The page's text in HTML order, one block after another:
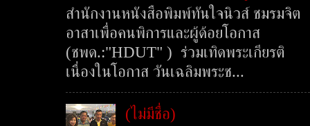
สำนักงานหนังสือพิมพ์ทันใจนิวส์ ชมรมจิต
อาสาเพื่อคนพิการและผู้ด้อยโอกาส
(ชพด.:"HDUT" ) ร่วมเทิดพระเกียรติ
เนื่องในโอกาส วันเฉลิมพระช...
(ไม่มีชื่อ)